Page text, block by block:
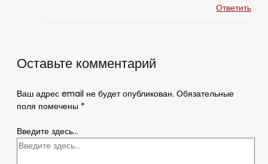
Ответить
Оставьте комментарий
Ваш адрес email не будет опубликован. Обязательные
поля помечены *
Введите здесь...